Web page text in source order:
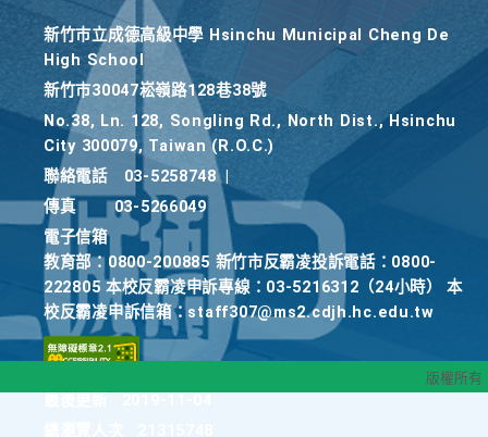
新竹巿立成德高級中學 Hsinchu Municipal Cheng De
High School
新竹巿30047崧嶺路128巷38號
No.38, Ln. 128, Songling Rd., North Dist., Hsinchu
City 300079, Taiwan (R.O.C.)
聯絡電話
03-5258748
傳真
03-5266049
電子信箱
教育部：0800-200885 新竹市反霸凌投訴電話：0800-
222805 本校反霸凌申訴專線：03-5216312（24小時） 本
校反霸凌申訴信箱：staff307@ms2.cdjh.hc.edu.tw
版權所有